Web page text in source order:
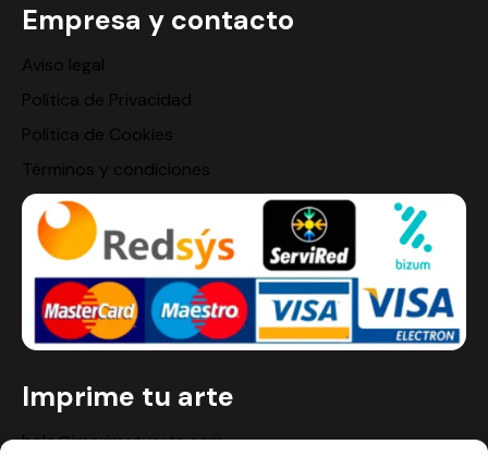
Empresa y contacto
Aviso legal
Política de Privacidad
Política de Cookies
Términos y condiciones
Imprime tu arte
hola@imprimetuarte.com